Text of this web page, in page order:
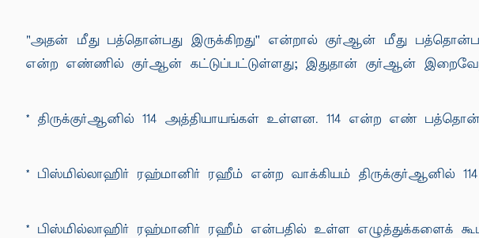
"அதன் மீது பத்தொன்பது இருக்கிறது'' என்றால் குர்ஆன் மீது
என்ற எண்ணில் குர்ஆன் கட்டுப்பட்டுள்ளது; இதுதான் குர்ஆன் இறைவேதம்
* திருக்குர்ஆனில் 114 அத்தியாயங்கள் உள்ளன. 114 என்ற எண்
* பிஸ்மில்லாஹிர் ரஹ்மானிர் ரஹீம் என்ற வாக்கியம் திருக்குர்ஆனில்
* பிஸ்மில்லாஹிர் ரஹ்மானிர் ரஹீம் என்பதில் உள்ள எழுத்துக்களைக்